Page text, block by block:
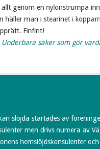
genom en nylonstrumpa
häller man i stearinet i
Finfint!
Underbara saker som gör
slöjda startades av
men drivs numera av
hemslöjdskonsulenter